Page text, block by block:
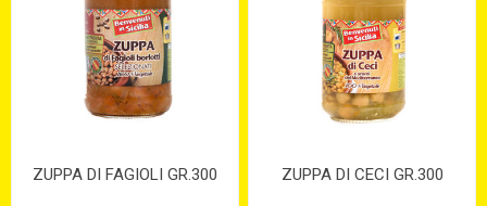
ZUPPA DI FAGIOLI GR.300 ZUPPA DI CECI GR.300